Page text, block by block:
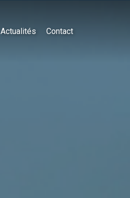
Actualités Contact